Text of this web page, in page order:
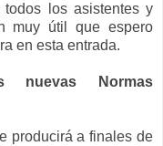
los asistentes y
muy útil que espero
en esta entrada.
nuevas Normas
producirá a finales de